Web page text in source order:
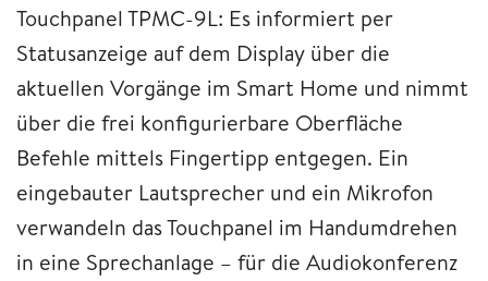
Touchpanel TPMC-9L: Es informiert per
Statusanzeige auf dem Display über die
aktuellen Vorgänge im Smart Home und nimmt
über die frei konfigurierbare Oberfläche
Befehle mittels Fingertipp entgegen. Ein
eingebauter Lautsprecher und ein Mikrofon
verwandeln das Touchpanel im Handumdrehen
in eine Sprechanlage – für die Audiokonferenz